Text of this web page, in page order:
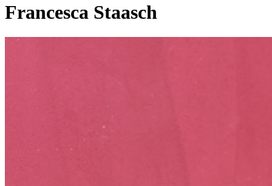
Francesca Staasch